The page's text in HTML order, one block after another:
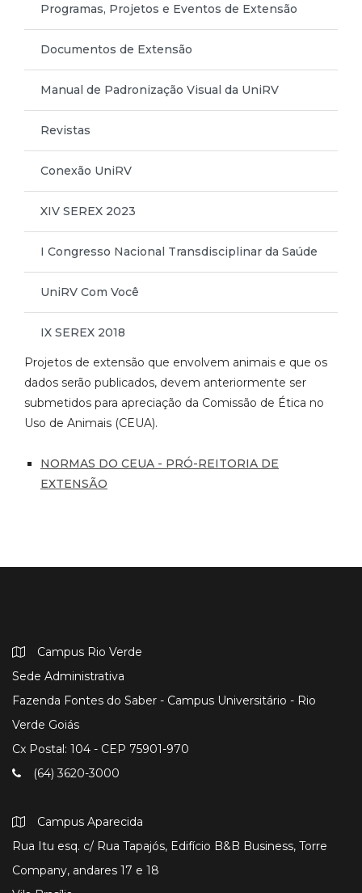
Programas, Projetos e Eventos de Extensão
Documentos de Extensão
Manual de Padronização Visual da UniRV
Revistas
Conexão UniRV
XIV SEREX 2023
I Congresso Nacional Transdisciplinar da Saúde
UniRV Com Você
IX SEREX 2018
Projetos de extensão que envolvem animais e que os
dados serão publicados, devem anteriormente ser
submetidos para apreciação da Comissão de Ética no
Uso de Animais (CEUA).
NORMAS DO CEUA - PRÓ-REITORIA DE
EXTENSÃO
Campus Rio Verde
Sede Administrativa
Fazenda Fontes do Saber - Campus Universitário - Rio
Verde Goiás
Cx Postal: 104 - CEP 75901-970
(64) 3620-3000
Campus Aparecida
Rua Itu esq. c/ Rua Tapajós, Edifício B&B Business, Torre
Company, andares 17 e 18